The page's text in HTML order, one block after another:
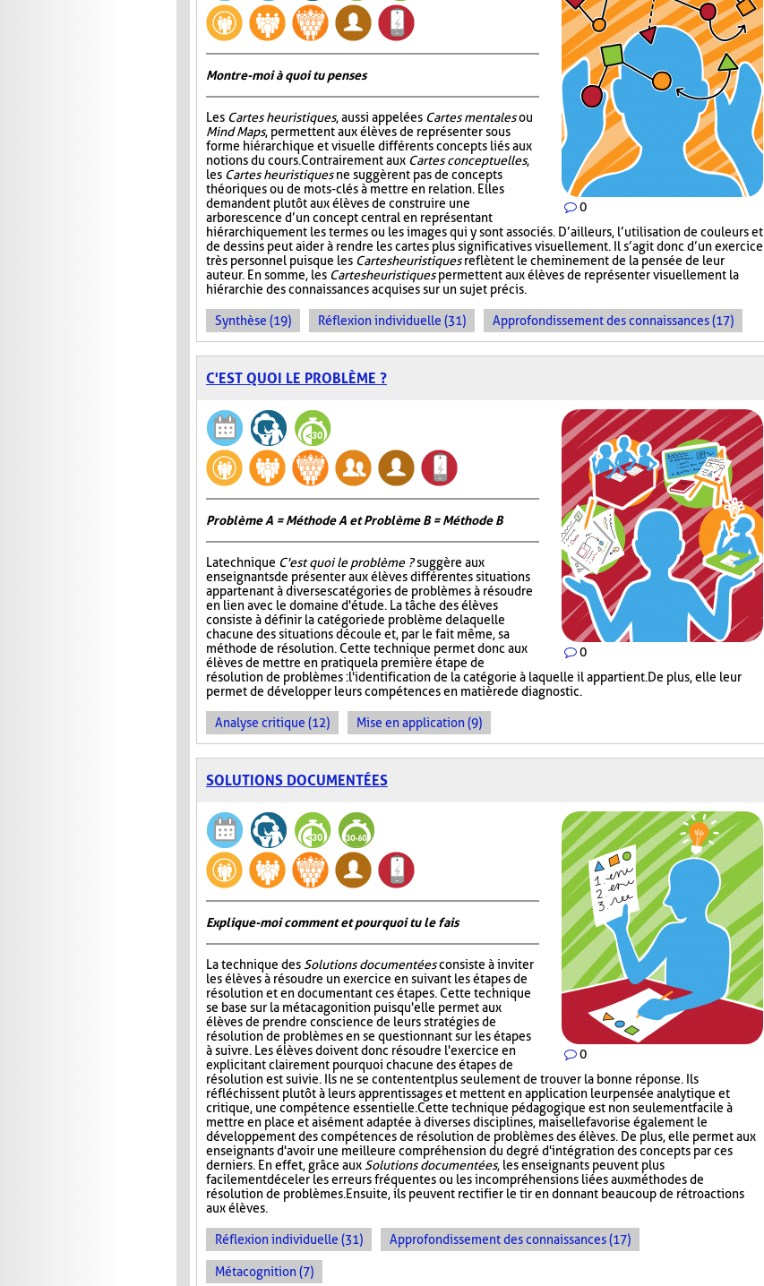
0
Montre-moi à quoi tu penses
Les Cartes heuristiques, aussi appelées Cartes mentalesou
Mind Maps, permettent aux élèves de représenter sous
forme hiérarchique et visuelle différents concepts liés aux
notions du cours. Contrairement aux Cartes conceptuelles,
les Cartes heuristiquesne suggèrent pas de concepts
théoriques ou de mots-clés à mettre en relation. Elles
demandent plutôt aux élèves de construire une
arborescence d’un concept central en représentant
hiérarchiquement les termes ou les images qui y sont associés. D’ailleurs, l’utilisation de couleurs et
de dessins peut aider à rendre les cartes plus significatives visuellement. Il s’agit donc d’un exercice
très personnel puisque les Cartes heuristiquesreflètent le cheminement de la pensée de leur
auteur. En somme, les Cartes heuristiquespermettent aux élèves de représenter visuellement la
hiérarchie des connaissances acquises sur un sujet précis.
Synthèse (19) Réflexion individuelle (31) Approfondissement des connaissances (17)
C'EST QUOI LE PROBLÈME ?
0
Problème A = Méthode A et Problème B = Méthode B
La technique C'est quoi le problème ?suggère aux
enseignants de présenter aux élèves différentes situations
appartenant à diverses catégories de problèmes à résoudre
en lien avec le domaine d'étude. La tâche des élèves
consiste à définir la catégorie de problème de laquelle
chacune des situations découle et, par le fait même, sa
méthode de résolution. Cette technique permet donc aux
élèves de mettre en pratique la première étape de
résolution de problèmes : l'identification de la catégorie à laquelle il appartient. De plus, elle leur
permet de développer leurs compétences en matière de diagnostic.
Analyse critique (12) Mise en application (9)
SOLUTIONS DOCUMENTÉES
0
Explique-moi comment et pourquoi tu le fais
La technique desSolutions documentéesconsiste à inviter
les élèves à résoudre un exercice en suivant les étapes de
résolution et en documentant ces étapes. Cette technique
se base sur la métacagonition puisqu'elle permet aux
élèves de prendre conscience de leurs stratégies de
résolution de problèmes en se questionnant sur les étapes
à suivre. Les élèves doivent donc résoudre l'exercice en
explicitant clairement pourquoi chacune des étapes de
résolution est suivie. Ils ne se contentent plus seulement de trouver la bonne réponse. Ils
réfléchissent plutôt à leurs apprentissages et mettent en application leur pensée analytique et
critique, une compétence essentielle. Cette technique pédagogique est non seulement facile à
mettre en place et aisément adaptée à diverses disciplines, mais elle favorise également le
développement des compétences de résolution de problèmes des élèves. De plus, elle permet aux
enseignants d'avoir une meilleure compréhension du degré d'intégration des concepts par ces
derniers. En effet, grâce auxSolutions documentées, les enseignants peuvent plus
facilement déceler les erreurs fréquentes ou les incompréhensions liées aux méthodes de
résolution de problèmes. Ensuite, ils peuvent rectifier le tir en donnant beaucoup de rétroactions
aux élèves.
Réflexion individuelle (31) Approfondissement des connaissances (17)
Métacognition (7)